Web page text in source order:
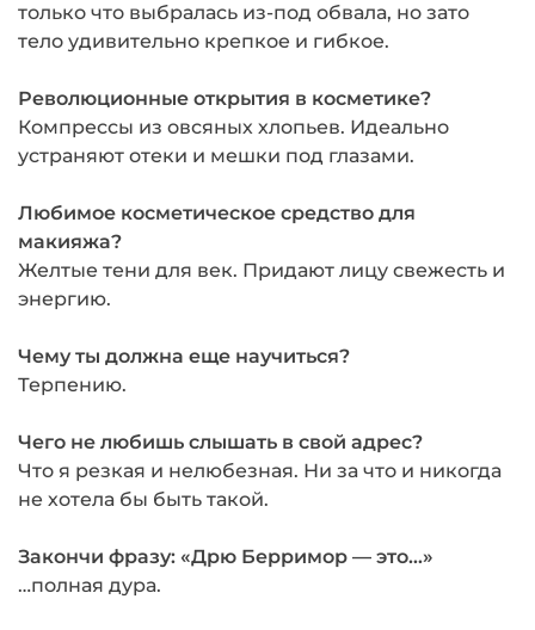
только что выбра­лась из-под обвала, но зато
тело удиви­тельно крепкое и гибкое.
Революционные открытия в косметике?
Компрессы из овсяных хлопьев. Идеаль­но
устраняют отеки и мешки под глаза­ми.
Любимое косметическое средство для
макияжа?
Желтые тени для век. Прида­ют лицу свежесть и
энергию.
Чему ты должна еще научиться?
Терпению.
Чего не любишь слышать в свой адрес?
Что я резкая и нелюбезная. Ни за что и никогда
не хотела бы быть такой.
Закончи фразу: «Дрю Берримор — это…»
…полная дура.